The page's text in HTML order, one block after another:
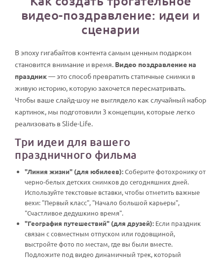
видео-поздравление: идеи и
сценарии
В эпоху гигабайтов контента самым ценным подарком
становится внимание и время. Видео поздравление на
праздник— это способ превратить статичные снимки в
живую историю, которую захочется пересматривать.
Чтобы ваше слайд-шоу не выглядело как случайный набор
картинок, мы подготовили 3 концепции, которые легко
реализовать в Slide-Life.
Три идеи для вашего
праздничного фильма
"Линия жизни" (для юбилеев):Соберите фотохронику от
черно-белых детских снимков до сегодняшних дней.
Используйте текстовые вставки, чтобы отметить важные
вехи: "Первый класс", "Начало большой карьеры",
"Счастливое дедушкино время".
"География путешествий" (для друзей): Если праздник
связан с совместным отпуском или годовщиной,
выстройте фото по местам, где вы были вместе.
Подложите под видео динамичный трек, который